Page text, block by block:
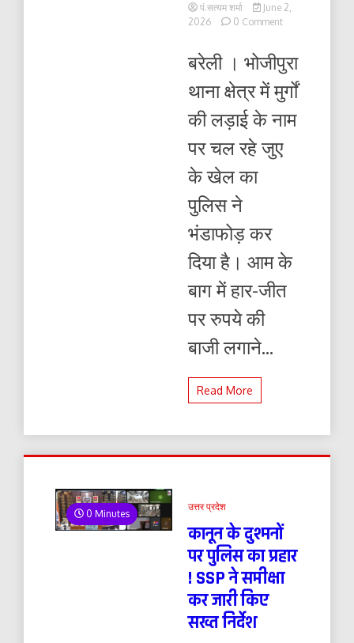
पं.सत्यम शर्मा
June 2,
2026
0 Commenton
की
लड़ाई
पर
लग
रही
बाजी
पर
छापा
बरेली । भोजीपुरा
थाना क्षेत्र में मुर्गों
की लड़ाई के नाम
पर चल रहे जुए
के खेल का
पुलिस ने
भंडाफोड़ कर
दिया है। आम के
बाग में हार-जीत
पर रुपये की
बाजी लगाने...
Read More
0 Minutes
उत्तर प्रदेश
कानून के दुश्मनों
पर पुलिस का प्रहार
! SSP ने समीक्षा
कर जारी किए
सख्त निर्देश